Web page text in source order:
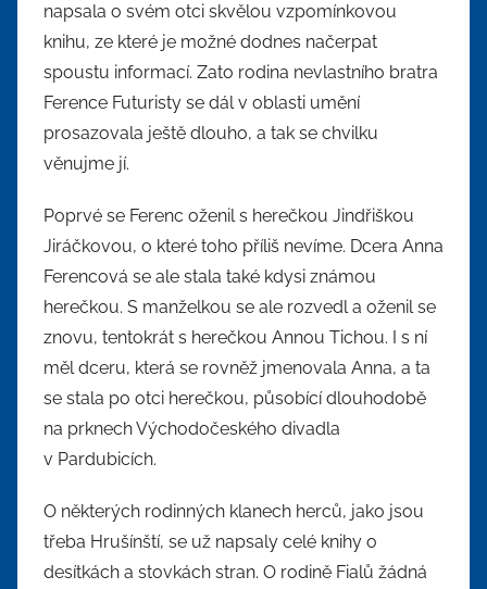
napsala o svém otci skvělou vzpomínkovou
knihu, ze které je možné dodnes načerpat
spoustu informací. Zato rodina nevlastního bratra
Ference Futuristy se dál v oblasti umění
prosazovala ještě dlouho, a tak se chvilku
věnujme jí.
Poprvé se Ferenc oženil s herečkou Jindřiškou
Jiráčkovou, o které toho příliš nevíme. Dcera Anna
Ferencová se ale stala také kdysi známou
herečkou. S manželkou se ale rozvedl a oženil se
znovu, tentokrát s herečkou Annou Tichou. I s ní
měl dceru, která se rovněž jmenovala Anna, a ta
se stala po otci herečkou, působící dlouhodobě
na prknech Východočeského divadla
v Pardubicích.
O některých rodinných klanech herců, jako jsou
třeba Hrušínští, se už napsaly celé knihy o
desítkách a stovkách stran. O rodině Fialů žádná